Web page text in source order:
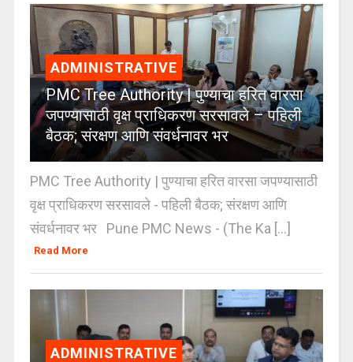
ADMINISTRATIVE
PMC Tree Authority | पुण्याचा हरित वारसा
जपण्यासाठी वृक्ष प्राधिकरण सरसावले – पहिली
बैठक; संरक्षण आणि संवर्धनावर भर
PMC Tree Authority | पुण्याचा हरित वारसा जपण्यासाठी
वृक्ष प्राधिकरण सरसावले - पहिली बैठक; संरक्षण आणि
संवर्धनावर भर Pune PMC News - (The Ka [...]
Read More
ADMINISTRATIVE